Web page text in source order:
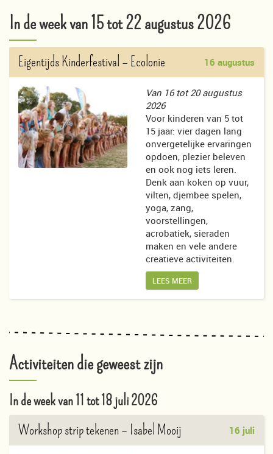
In de week van 15 tot 22 augustus 2026
Eigentijds Kinderfestival – Ecolonie 16 augustus
Van 16 tot 20 augustus
2026
Voor kinderen van 5 tot
15 jaar: vier dagen lang
onvergetelijke ervaringen
opdoen, plezier beleven
en ook nog iets leren.
Denk aan koken op vuur,
vilten, djembee spelen,
yoga, zang,
voorstellingen,
acrobatiek, sieraden
maken en vele andere
creatieve activiteiten.
LEES MEER
Activiteiten die geweest zijn
In de week van 11 tot 18 juli 2026
Workshop strip tekenen– Isabel Mooij 16 juli